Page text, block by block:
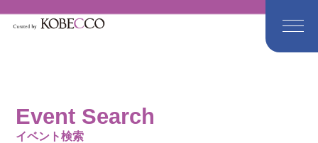
Event Search
イベント検索